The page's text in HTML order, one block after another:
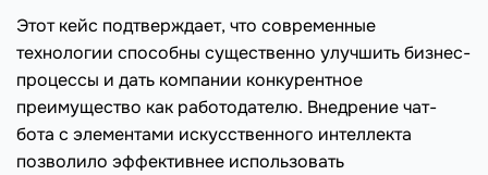
Этот кейс подтверждает, что современные
технологии способны существенно улучшить бизнес-
процессы и дать компании конкурентное
преимущество как работодателю. Внедрение чат-
бота с элементами искусственного интеллекта
позволило эффективнее использовать